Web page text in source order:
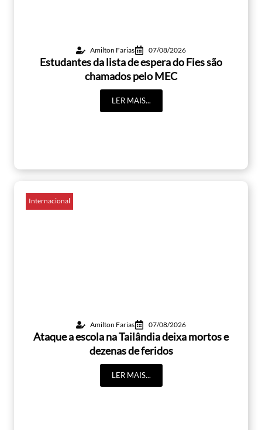
Amilton Farias 07/08/2026
Estudantes da lista de espera do Fies são
chamados pelo MEC
LER MAIS...
Internacional
Amilton Farias 07/08/2026
Ataque a escola na Tailândia deixa mortos e
dezenas de feridos
LER MAIS...